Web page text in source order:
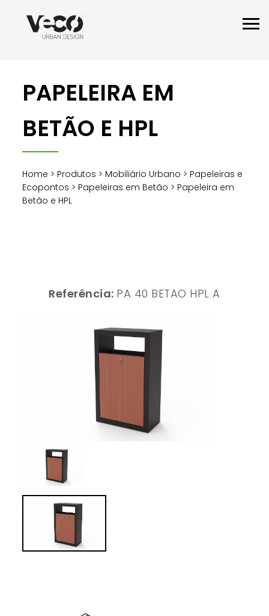
PAPELEIRA EM
BETÃO E HPL
Home > Produtos > Mobiliário Urbano > Papeleiras e
Ecopontos > Papeleiras em Betão > Papeleira em
Betão e HPL
Referência: PA 40 BETAO HPL A